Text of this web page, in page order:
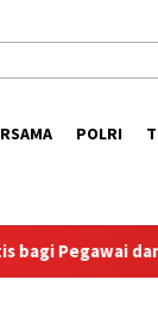
POLRI
Sambut HUT RI